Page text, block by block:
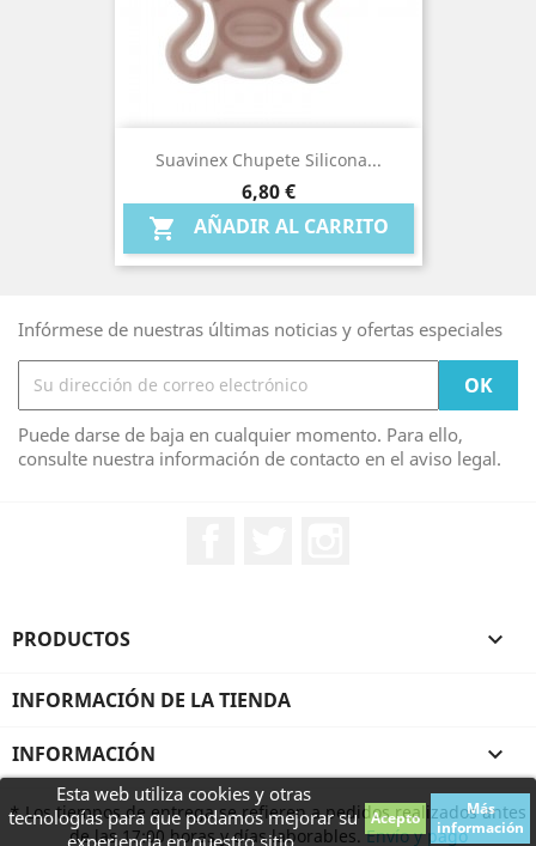
Esta web utiliza cookies y otras
tecnologías para que podamos mejorar su
experiencia en nuestro sitio.
Acepto
Más
información
Suavinex Chupete Silicona...
Precio
6,80 €
 AÑADIR AL CARRITO
Infórmese de nuestras últimas noticias y ofertas especiales
Puede darse de baja en cualquier momento. Para ello,
consulte nuestra información de contacto en el aviso legal.
PRODUCTOS 
INFORMACIÓN DE LA TIENDA
INFORMACIÓN 
* Los tiempos de entrega se refieren a pedidos realizados antes
de las 17:00 horas y días laborables.Envío y pago